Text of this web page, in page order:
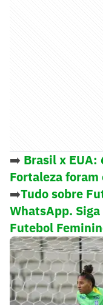
➡️ Brasil x EUA:
Fortaleza
➡️Tudo sobre
WhatsApp.
Futebol